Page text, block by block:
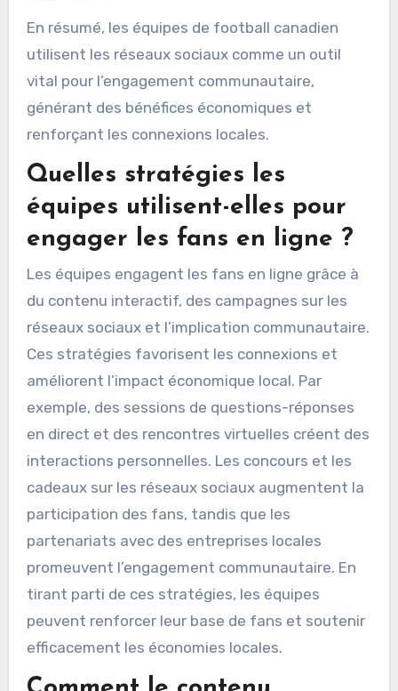
En résumé, les équipes de football canadien
utilisent les réseaux sociaux comme un outil
vital pour l’engagement communautaire,
générant des bénéfices économiques et
renforçant les connexions locales.
Quelles stratégies les
équipes utilisent-elles pour
engager les fans en ligne ?
Les équipes engagent les fans en ligne grâce à
du contenu interactif, des campagnes sur les
réseaux sociaux et l’implication communautaire.
Ces stratégies favorisent les connexions et
améliorent l’impact économique local. Par
exemple, des sessions de questions-réponses
en direct et des rencontres virtuelles créent des
interactions personnelles. Les concours et les
cadeaux sur les réseaux sociaux augmentent la
participation des fans, tandis que les
partenariats avec des entreprises locales
promeuvent l’engagement communautaire. En
tirant parti de ces stratégies, les équipes
peuvent renforcer leur base de fans et soutenir
efficacement les économies locales.